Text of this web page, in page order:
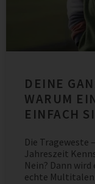
DEINE
WARUM
EINFACH
Die Trageweste
Jahreszeit
Nein? Dann
echte